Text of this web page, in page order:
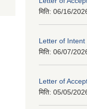
मिति: 06/16/
Letter of Intent
मिति: 06/07/
Letter of
मिति: 05/05/